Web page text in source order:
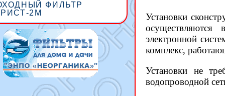
ФИЛЬТР
2М
Установки
электронной
комплекс,
Установки не
водопроводной